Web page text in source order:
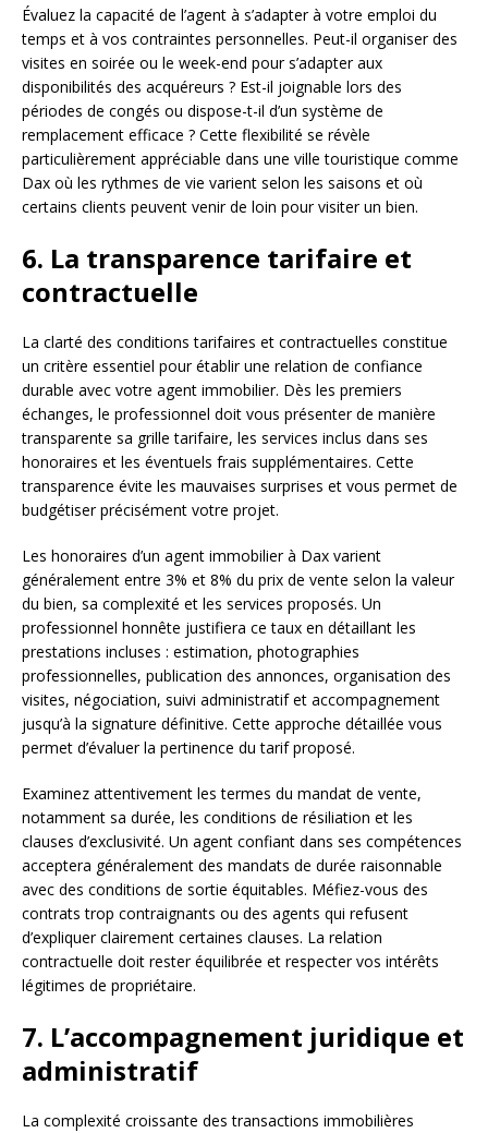
Évaluez la capacité de l’agent à s’adapter à votre emploi du
temps et à vos contraintes personnelles. Peut-il organiser des
visites en soirée ou le week-end pour s’adapter aux
disponibilités des acquéreurs ? Est-il joignable lors des
périodes de congés ou dispose-t-il d’un système de
remplacement efficace ? Cette flexibilité se révèle
particulièrement appréciable dans une ville touristique comme
Dax où les rythmes de vie varient selon les saisons et où
certains clients peuvent venir de loin pour visiter un bien.
6. La transparence tarifaire et
contractuelle
La clarté des conditions tarifaires et contractuelles constitue
un critère essentiel pour établir une relation de confiance
durable avec votre agent immobilier. Dès les premiers
échanges, le professionnel doit vous présenter de manière
transparente sa grille tarifaire, les services inclus dans ses
honoraires et les éventuels frais supplémentaires. Cette
transparence évite les mauvaises surprises et vous permet de
budgétiser précisément votre projet.
Les honoraires d’un agent immobilier à Dax varient
généralement entre 3% et 8% du prix de vente selon la valeur
du bien, sa complexité et les services proposés. Un
professionnel honnête justifiera ce taux en détaillant les
prestations incluses : estimation, photographies
professionnelles, publication des annonces, organisation des
visites, négociation, suivi administratif et accompagnement
jusqu’à la signature définitive. Cette approche détaillée vous
permet d’évaluer la pertinence du tarif proposé.
Examinez attentivement les termes du mandat de vente,
notamment sa durée, les conditions de résiliation et les
clauses d’exclusivité. Un agent confiant dans ses compétences
acceptera généralement des mandats de durée raisonnable
avec des conditions de sortie équitables. Méfiez-vous des
contrats trop contraignants ou des agents qui refusent
d’expliquer clairement certaines clauses. La relation
contractuelle doit rester équilibrée et respecter vos intérêts
légitimes de propriétaire.
7. L’accompagnement juridique et
administratif
La complexité croissante des transactions immobilières